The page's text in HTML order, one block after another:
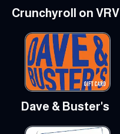
Crunchyroll on VRV
Dave & Buster's